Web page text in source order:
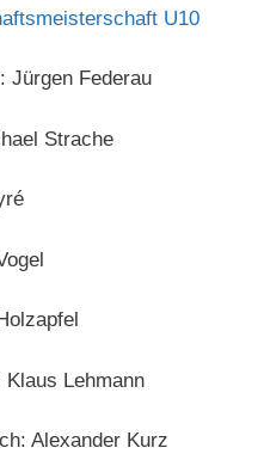
U10
Jürgen Federau
Strache
Lehmann
Alexander Kurz